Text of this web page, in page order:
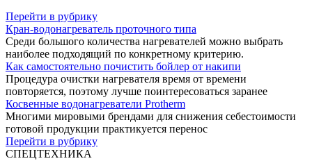
Перейти в рубрику
Кран-водонагреватель проточного типа
Среди большого количества нагревателей можно выбрать
наиболее подходящий по конкретному критерию.
Как самостоятельно почистить бойлер от накипи
Процедура очистки нагревателя время от времени
повторяется, поэтому лучше поинтересоваться заранее
Косвенные водонагреватели Protherm
Многими мировыми брендами для снижения себестоимости
готовой продукции практикуется перенос
Перейти в рубрику
СПЕЦТЕХНИКА